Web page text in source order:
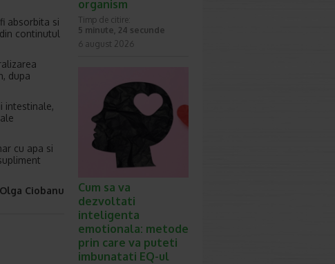
absorbita si
continutul
dupa
intestinale,
cu apa si
Ciobanu
organism
Timp de citire:
5 minute, 24 secunde
6 august 2026
Cum sa va
dezvoltati
inteligenta
emotionala: metode
prin care va puteti
imbunatati EQ-ul